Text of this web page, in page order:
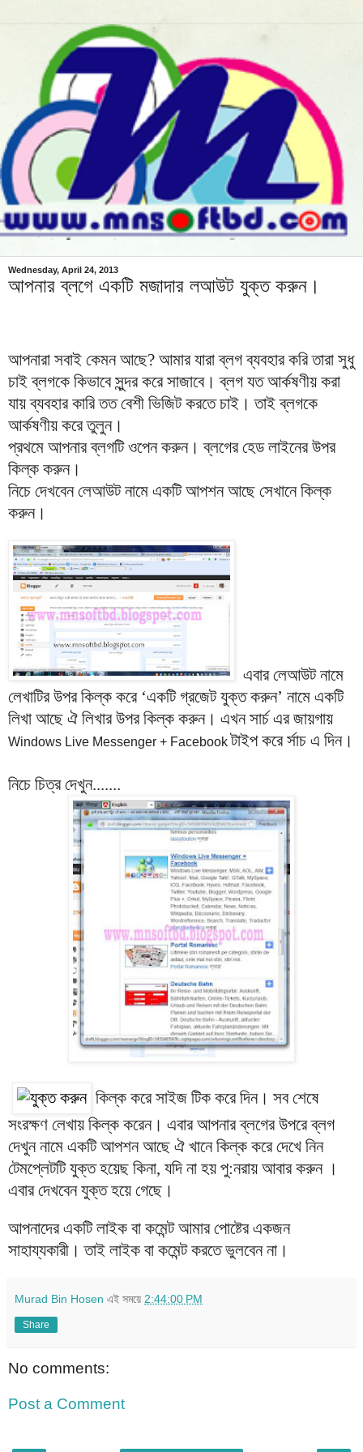
Wednesday, April 24, 2013
আপনার ব্লগে একটি মজাদার লআউট যুক্ত করুন।
আপনারা সবাই কেমন আছে? আমার যারা ব্লগ ব্যবহার করি তারা সুধু
চাই ব্লগকে কিভাবে সুন্দর করে সাজাবে। ব্লগ যত আর্কষণীয় করা
যায় ব্যবহার কারি তত বেশী ভিজিট করতে চাই। তাই ব্লগকে
আর্কষণীয় করে তুলুন।
প্রথমে আপনার ব্লগটি ওপেন করুন। ব্লগের হেড লাইনের উপর
কিল্ক করুন।
নিচে দেখবেন লেআউট নামে একটি আপশন আছে সেখানে কিল্ক
করুন।
এবার লেআউট নামে
লেখাটির উপর কিল্ক করে ‘একটি গ্রজেট যুক্ত করুন’ নামে একটি
লিখা আছে ঐ লিখার উপর কিল্ক করুন। এখন সার্চ এর জায়গায়
Windows Live Messenger + Facebook টাইপ করে র্সাচ এ দিন।
নিচে চিত্র দেখুন.......
কিল্ক করে সাইজ টিক করে দিন। সব শেষে
সংরক্ষণ লেখায় কিল্ক করেন। এবার আপনার ব্লগের উপরে ব্লগ
দেখুন নামে একটি আপশন আছে ঐ খানে কিল্ক করে দেখে নিন
টেমপ্লেটটি যুক্ত হয়েছ কিনা, যদি না হয় পু:নরায় আবার করুন ।
এবার দেখবেন যুক্ত হয়ে গেছে।
আপনাদের একটি লাইক বা কমেন্ট আমার পোষ্টের একজন
সাহায্যকারী। তাই লাইক বা কমেন্ট করতে ভুলবেন না।
Murad Bin Hosen এই সময়ে 2:44:00 PM
Share
No comments:
Post a Comment